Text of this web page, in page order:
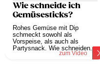
Wie schneide ich
Gemüsesticks?
Rohes Gemüse mit Dip
schmeckt sowohl als
Vorspeise, als auch als
Partysnack. Wie schneiden...
zum Video